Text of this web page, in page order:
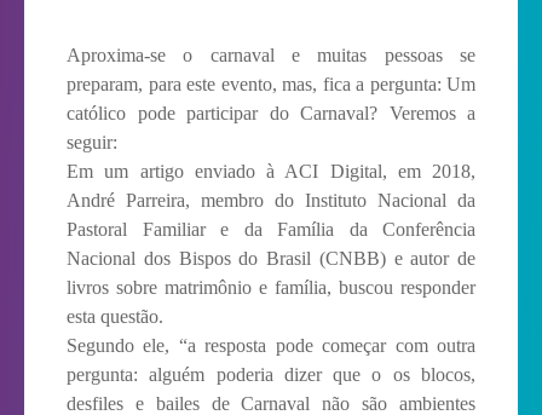
Aproxima-se o carnaval e muitas pessoas se
preparam, para este evento, mas, fica a pergunta: Um
católico pode participar do Carnaval? Veremos a
seguir:
Em um artigo enviado à ACI Digital, em 2018,
André Parreira, membro do Instituto Nacional da
Pastoral Familiar e da Família da Conferência
Nacional dos Bispos do Brasil (CNBB) e autor de
livros sobre matrimônio e família, buscou responder
esta questão.
Segundo ele, “a resposta pode começar com outra
pergunta: alguém poderia dizer que o os blocos,
desfiles e bailes de Carnaval não são ambientes